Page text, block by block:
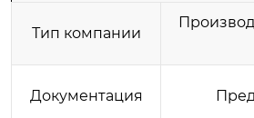
Тип компании
Документация